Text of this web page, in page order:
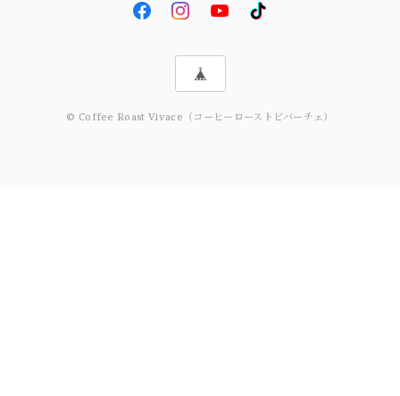
© Coffee Roast Vivace（コーヒーローストビバーチェ）